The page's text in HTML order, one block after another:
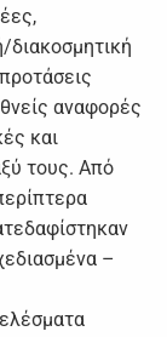
αναφορές
και
τους. Από
–